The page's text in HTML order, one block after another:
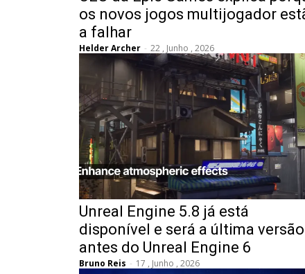
os novos jogos multijogador
a falhar
Helder Archer - 22 , Junho , 2026
Unreal Engine 5.8 já está
disponível e será a última versão
antes do Unreal Engine 6
Bruno Reis - 17 , Junho , 2026